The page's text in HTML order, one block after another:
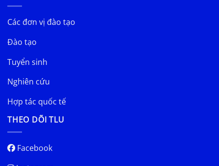
Các đơn vị đào tạo
Đào tạo
Tuyển sinh
Nghiên cứu
Hợp tác quốc tế
THEO DÕI TLU
Facebook